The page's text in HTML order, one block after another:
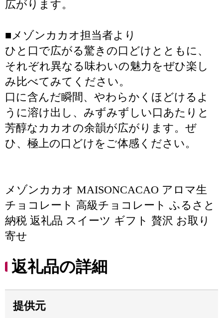
広がります。
■メゾンカカオ担当者より
ひと口で広がる驚きの口どけとともに、
それぞれ異なる味わいの魅力をぜひ楽し
み比べてみてください。
口に含んだ瞬間、やわらかくほどけるよ
うに溶け出し、みずみずしい口あたりと
芳醇なカカオの余韻が広がります。ぜ
ひ、極上の口どけをご体感ください。
メゾンカカオ MAISONCACAO アロマ生
チョコレート 高級チョコレート ふるさと
納税 返礼品 スイーツ ギフト 贅沢 お取り
寄せ
返礼品の詳細
提供元